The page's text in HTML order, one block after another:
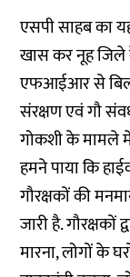
एसपी साहब का
खास कर नूह जिले
एफआईआर से
संरक्षण एवं गौ
गोकशी के मामले
हमने पाया कि
गौरक्षकों की
जारी है.
मारना, लोगों के